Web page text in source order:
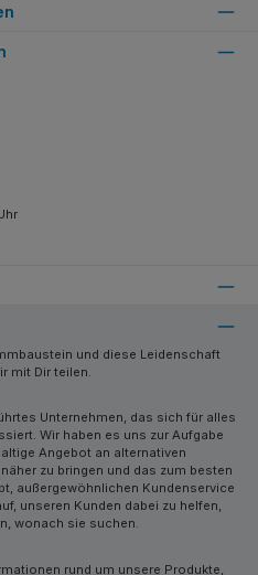
und diese Leidenschaft
mit Dir teilen.
Unternehmen, das sich für alles
Wir haben es uns zur Aufgabe
Angebot an alternativen
zu bringen und das zum besten
außergewöhnlichen Kundenservice
unseren Kunden dabei zu helfen,
wonach sie suchen.
rund um unsere Produkte,